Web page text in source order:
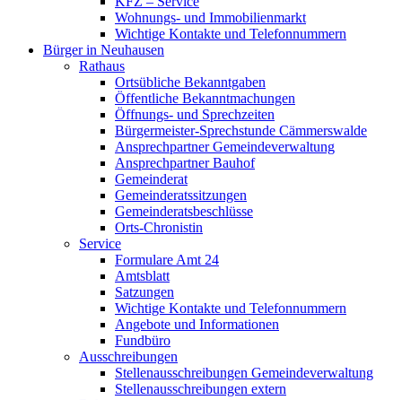
Wohnungs- und Immobilienmarkt
Wichtige Kontakte und Telefonnummern
Bürger in Neuhausen
Rathaus
Ortsübliche Bekanntgaben
Öffentliche Bekanntmachungen
Öffnungs- und Sprechzeiten
Bürgermeister-Sprechstunde Cämmerswalde
Ansprechpartner Gemeindeverwaltung
Ansprechpartner Bauhof
Gemeinderat
Gemeinderatssitzungen
Gemeinderatsbeschlüsse
Orts-Chronistin
Service
Formulare Amt 24
Amtsblatt
Satzungen
Wichtige Kontakte und Telefonnummern
Angebote und Informationen
Fundbüro
Ausschreibungen
Stellenausschreibungen Gemeindeverwaltung
Stellenausschreibungen extern